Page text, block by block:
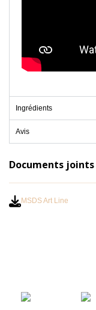
Ingrédients
Avis
Documents joints
MSDS Art Line